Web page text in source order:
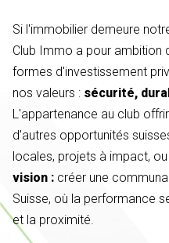
Si l'immobilier demeure
Club Immo a pour ambition
formes d'investissement
nos valeurs : sécurité,
L'appartenance au club
d'autres opportunités
locales, projets à impact,
vision : créer une
Suisse, où la performance
et la proximité.